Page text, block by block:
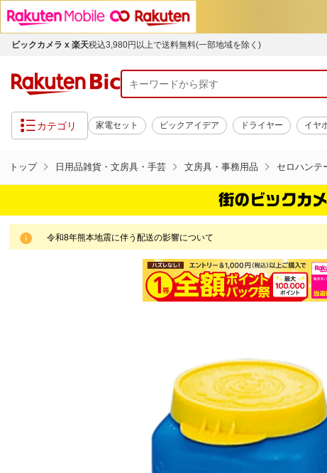
ビックカメラ x 楽天税込3,980円以上で送料無料(一部地域を除く)
カテゴリ 家電セット ビックアイデア ドライヤー イヤ
トップ 日用品雑貨・文房具・手芸 文房具・事務用品 セロハンテ
令和8年熊本地震に伴う配送の影響について